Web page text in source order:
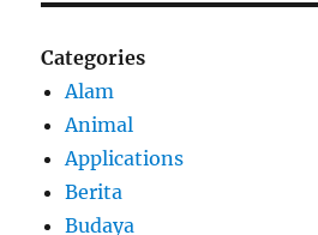
Categories
Alam
Animal
Applications
Berita
Budaya